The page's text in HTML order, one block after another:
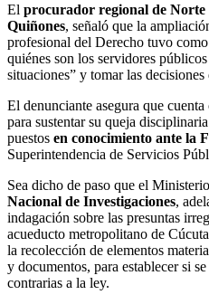
El procurador regional de Norte
Quiñones, señaló que la
profesional del Derecho tuvo
quiénes son los servidores públicos
situaciones” y tomar las decisiones
El denunciante asegura que
para sustentar su queja
puestos en conocimiento ante la
Superintendencia de Servicios
Sea dicho de paso que el
Nacional de Investigaciones,
indagación sobre las presuntas
acueducto metropolitano de
la recolección de elementos
y documentos, para establecer si
contrarias a la ley.